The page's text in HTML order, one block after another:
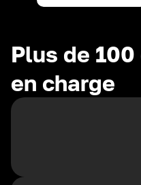
Plus de
en charge